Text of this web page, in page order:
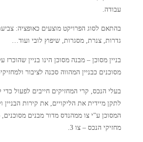
עבודה.
בהתאם לסוג הפרויקט מוצעים כאופציה:
גדרות, צנרת, מסגרות, שיפוץ לובי ועוד…
בניין מסוכן – מבנה מסוכן הינו בניין שהוכרז
מסוכנים כבניין המהווה סכנה לציבור
בעלי הנכס, קרי המחזיקים חייבים לפעול
לתקן מיידית את הליקויים, את קירות
המסוכן ע"י צו ממהנדס מדור מבנים
מחזיקי הנכס – צו 3.